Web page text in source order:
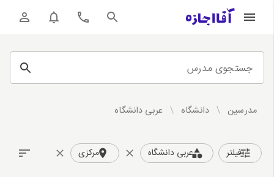
جستجوی مدرس
مدرسین / دانشگاه / عربی دانشگاه
فیلتر عربی دانشگاه مرکزی